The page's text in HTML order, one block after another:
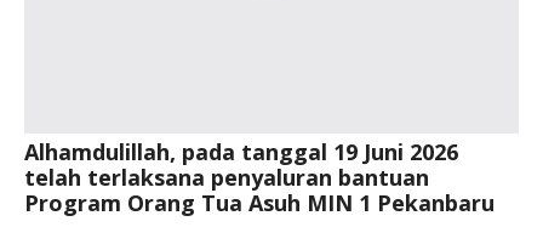
Alhamdulillah, pada tanggal 19 Juni 2026
telah terlaksana penyaluran bantuan
Program Orang Tua Asuh MIN 1 Pekanbaru